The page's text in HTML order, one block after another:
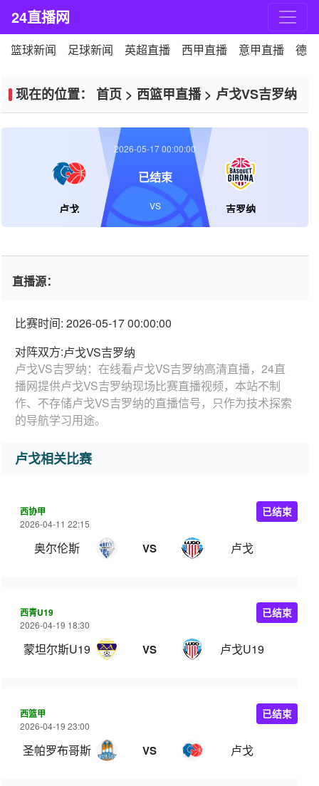
24直播网
篮球新闻 足球新闻 英超直播 西甲直播 意甲直播 德
现在的位置： 首页 > 西篮甲直播> 卢戈VS吉罗纳
卢戈 吉罗纳
2026-05-17 00:00:00
已结束
VS
直播源：
比赛时间: 2026-05-17 00:00:00
对阵双方:卢戈VS吉罗纳
卢戈VS吉罗纳：在线看卢戈VS吉罗纳高清直播，24直
播网提供卢戈VS吉罗纳现场比赛直播视频，本站不制
作、不存储卢戈VS吉罗纳的直播信号，只作为技术探索
的导航学习用途。
卢戈相关比赛
西协甲
2026-04-11 22:15
奥尔伦斯 VS 卢戈
已结束
西青U19
2026-04-19 18:30
蒙坦尔斯U19 VS 卢戈U19
已结束
西篮甲
2026-04-19 23:00
圣帕罗布哥斯 VS 卢戈
已结束